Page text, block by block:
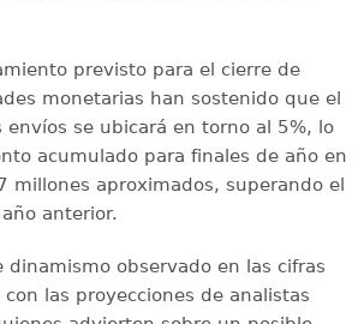
previsto para el cierre de
monetarias han sostenido que el
envíos se ubicará en torno al 5%, lo
acumulado para finales de año en
millones aproximados, superando el
anterior.
dinamismo observado en las cifras
las proyecciones de analistas